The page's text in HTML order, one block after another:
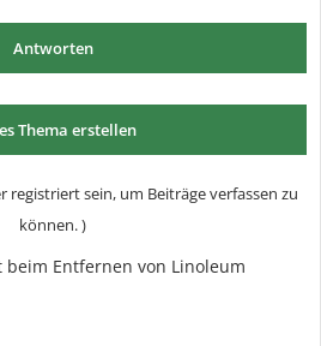
Antworten
Thema erstellen
registriert sein, um Beiträge verfassen zu
können. )
beim Entfernen von Linoleum